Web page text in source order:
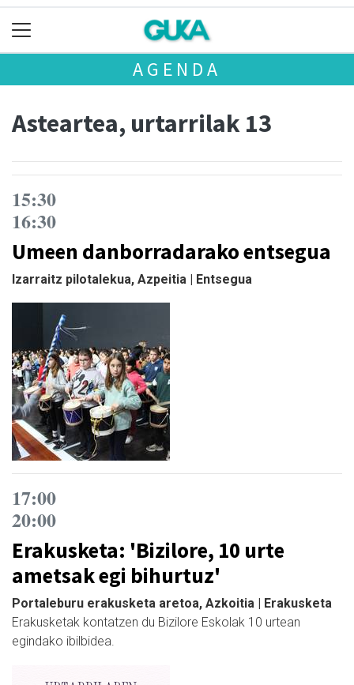
AGENDA
Asteartea, urtarrilak 13
15:30
16:30
Umeen danborradarako entsegua
Izarraitz pilotalekua, Azpeitia | Entsegua
17:00
20:00
Erakusketa: 'Bizilore, 10 urte
ametsak egi bihurtuz'
Portaleburu erakusketa aretoa, Azkoitia | Erakusketa
Erakusketak kontatzen du Bizilore Eskolak 10 urtean
egindako ibilbidea.